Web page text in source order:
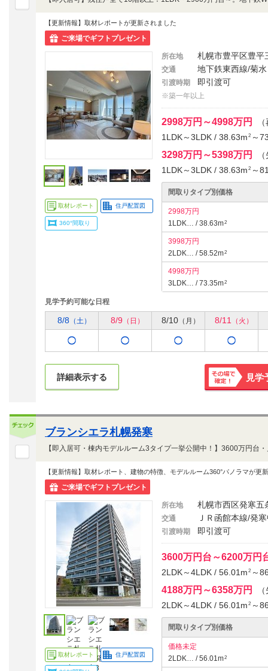
【更新情報】取材レポートが更新されました
ご来場でギフトプレゼント
取材レポート 住戸配置図
360°間取り
所在地 札幌市豊平区豊平
交通 地下鉄東西線/菊
引渡時期 即引渡可
※築一年以上
2998万円～4998万円
（
1LDK～3LDK / 38.63m 2 ～
3298万円～5398万円
（
1LDK～3LDK / 38.63m 2 ～
間取りタイプ別価格
2998万円
1LDK… / 38.63m2
3998万円
2LDK… / 58.52m2
4998万円
3LDK… / 73.35m2
見学予約可能な日程
8/8 （土） 8/9 （日） 8/10 （月） 8/11 （火）
詳細表示する
その場で
見学
ブランシエラ札幌発寒
【更新情報】取材レポート、建物の特徴、モデルルーム360°パノラマが更
ご来場でギフトプレゼント
取材レポート 住戸配置図
所在地 札幌市西区発寒五
交通 ＪＲ函館本線/発
引渡時期 即引渡可
3600万円台～6200万円
2LDK～4LDK / 56.01m 2 ～
4188万円～6358万円
（
2LDK～4LDK / 56.01m 2 ～
間取りタイプ別価格
価格未定
2LDK… / 56.01m2